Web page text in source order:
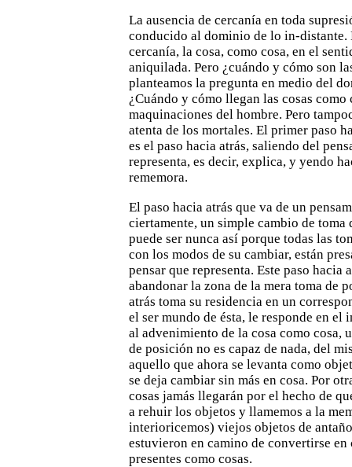
La ausencia de cercanía en toda
conducido al dominio de lo in-distante.
cercanía, la cosa, como cosa, en el
aniquilada. Pero ¿cuándo y cómo son
planteamos la pregunta en medio del
¿Cuándo y cómo llegan las cosas
maquinaciones del hombre. Pero
atenta de los mortales. El primer paso
es el paso hacia atrás, saliendo del
representa, es decir, explica, y yendo
rememora.
El paso hacia atrás que va de un
ciertamente, un simple cambio de toma
puede ser nunca así porque todas las
con los modos de su cambiar, están
pensar que representa. Este paso hacia
abandonar la zona de la mera toma de
atrás toma su residencia en un
el ser mundo de ésta, le responde en el
al advenimiento de la cosa como cosa,
de posición no es capaz de nada, del
aquello que ahora se levanta como
se deja cambiar sin más en cosa. Por
cosas jamás llegarán por el hecho de
a rehuir los objetos y llamemos a la
interioricemos) viejos objetos de
estuvieron en camino de convertirse en
presentes como cosas.